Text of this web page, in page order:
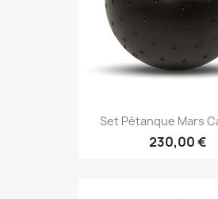
Set Pétanque Mars
230,00 €